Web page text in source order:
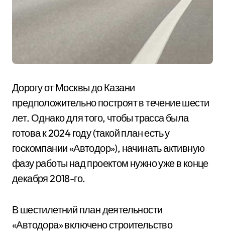
Дорогу от Москвы до Казани
предположительно построят в течение шести
лет. Однако для того, чтобы трасса была
готова к 2024 году (такой план есть у
госкомпании «Автодор»), начинать активную
фазу работы над проектом нужно уже в конце
декабря 2018-го.
В шестилетний план деятельности
«Автодора» включено строительство